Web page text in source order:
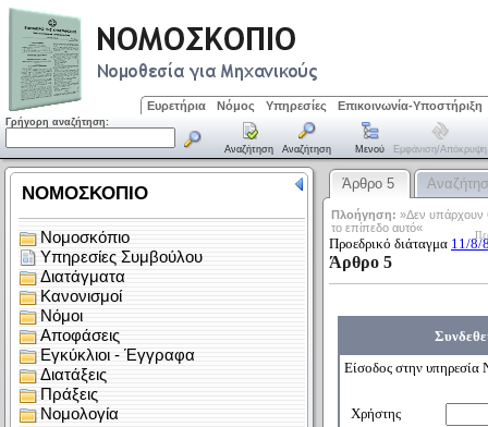
Ευρετήρια Νόμος Υπηρεσίες Επικοινωνία-Υποστήριξη
Γρήγορη αναζήτηση:
Αναζήτηση Αναζήτηση Μενού Εμφάνιση/απόκρυψη
Άρθρο 5